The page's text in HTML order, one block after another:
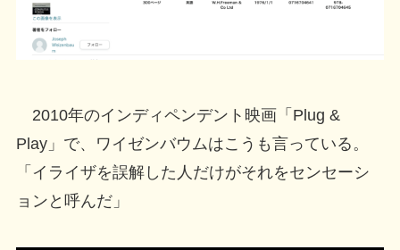
2010年のインディペンデント映画「Plug &
Play」で、ワイゼンバウムはこうも言っている。
「イライザを誤解した人だけがそれをセンセーシ
ョンと呼んだ」